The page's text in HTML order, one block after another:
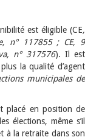
est éligible (CE,
n° 117855 ; CE, 9
n° 317576). Il est
la qualité d’agent
municipales de
placé en position de
élections, même s’il
à la retraite dans son